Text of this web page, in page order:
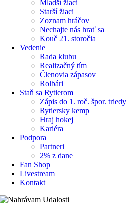
Mladší žiaci
Starší žiaci
Zoznam hráčov
Nechajte nás hrať sa
Kouč 21. storočia
Vedenie
Rada klubu
Realizačný tím
Členovia zápasov
Rolbári
Staň sa Rytierom
Zápis do 1. roč. špor. triedy
Rytiersky kemp
Hraj hokej
Kariéra
Podpora
Partneri
2% z dane
Fan Shop
Livestream
Kontakt